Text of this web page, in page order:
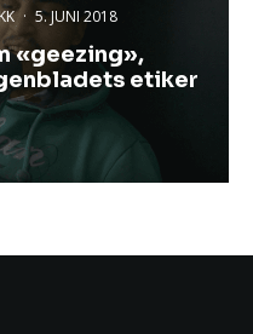
· 5. JUNI 2018
«geezing»,
etiker